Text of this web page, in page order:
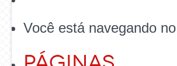
Você está navegando